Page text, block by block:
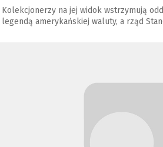
Kolekcjonerzy na jej widok wstrzymują
legendą amerykańskiej waluty, a rząd